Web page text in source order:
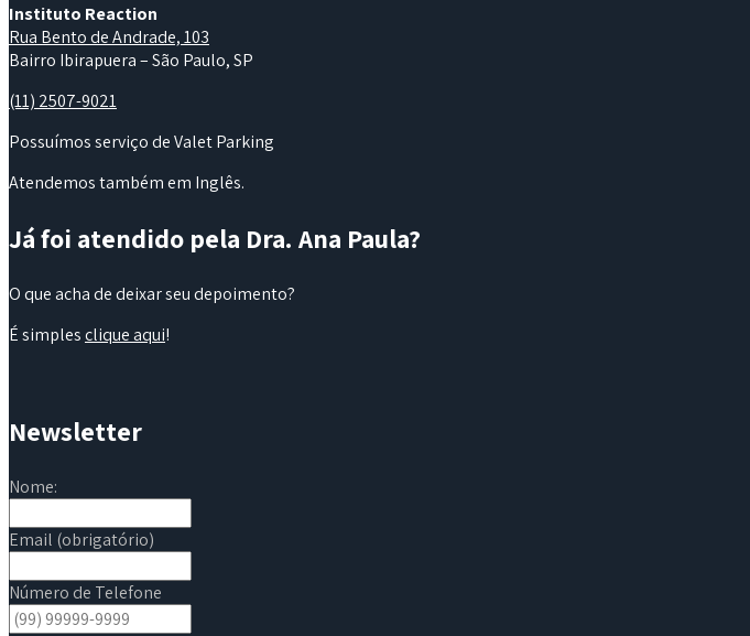
Instituto Reaction
Rua Bento de Andrade, 103
Bairro Ibirapuera – São Paulo, SP
(11) 2507-9021
Possuímos serviço de Valet Parking
Atendemos também em Inglês.
Já foi atendido pela Dra. Ana Paula?
O que acha de deixar seu depoimento?
É simplesclique aqui!
Newsletter
Nome:
Email (obrigatório)
Número de Telefone